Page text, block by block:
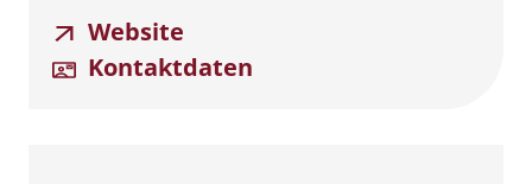
Website
Kontaktdaten